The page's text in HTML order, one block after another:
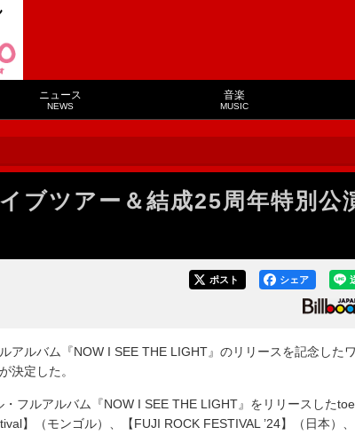
ニュース
NEWS
音楽
MUSIC
ブツアー＆結成25周年特別公
シェア
ポスト
アルバム『NOW I SEE THE LIGHT』のリリースを記念した
決定した。
フルアルバム『NOW I SEE THE LIGHT』をリリースしたtoe
】（モンゴル）、【FUJI ROCK FESTIVAL ’24】（日本）、